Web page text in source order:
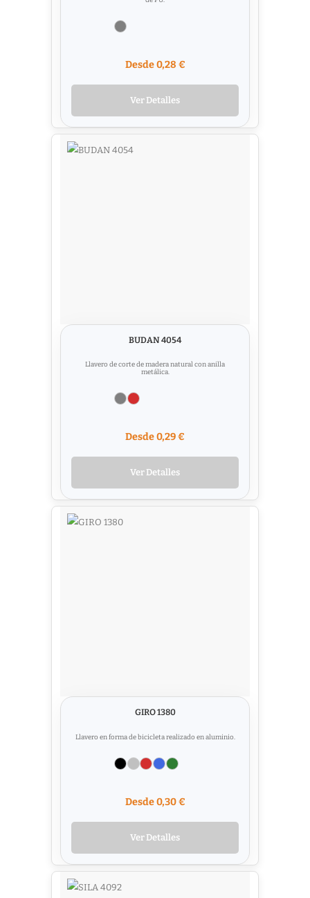
Desde 0,28 €
Ver Detalles
BUDAN 4054
Llavero de corte de madera natural con anilla
metálica.
Desde 0,29 €
Ver Detalles
GIRO 1380
Llavero en forma de bicicleta realizado en aluminio.
Desde 0,30 €
Ver Detalles